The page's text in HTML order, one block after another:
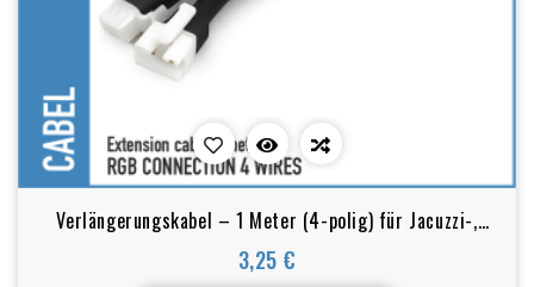
Verlängerungskabel – 1 Meter (4-polig) für Jacuzzi-,
Spa- und Whirlpool-Leuchten
3,25 €
Preis